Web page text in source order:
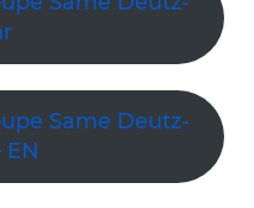
Same Deutz-
EN